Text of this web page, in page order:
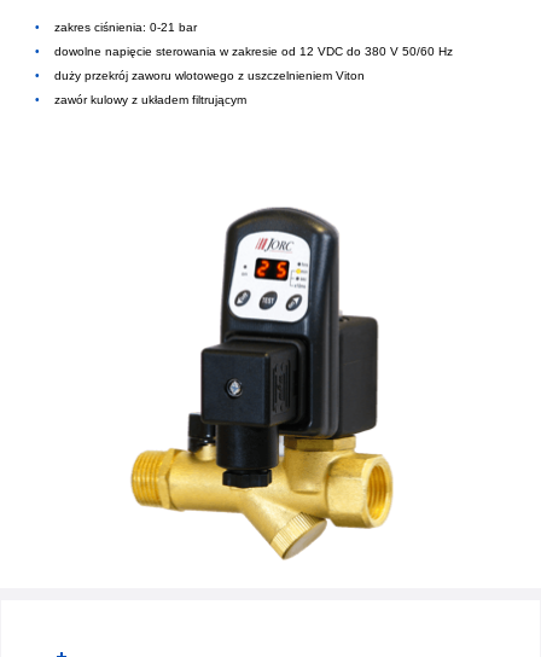
zakres ciśnienia: 0-21 bar
dowolne napięcie sterowania w zakresie od 12 VDC do 380 V 50/60 Hz
duży przekrój zaworu wlotowego z uszczelnieniem Viton
zawór kulowy z układem filtrującym